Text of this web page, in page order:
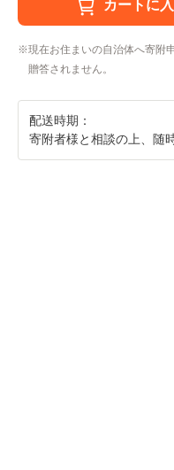
現在お住まいの自治体へ寄附
贈答されません。
配送時期：
寄附者様と相談の上、随